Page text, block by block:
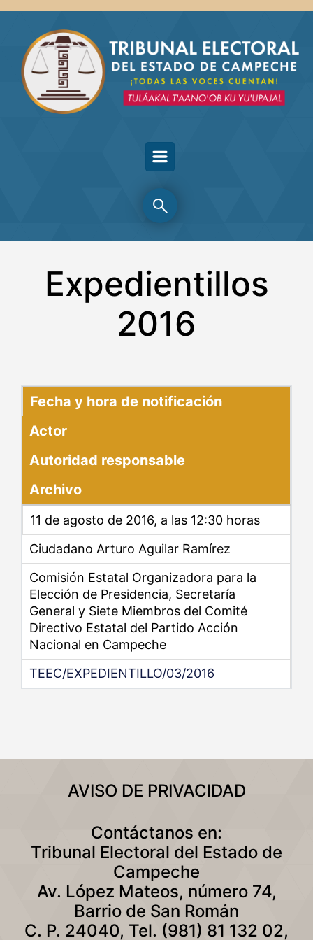
Skip to main content
Expedientillos
2016
Fecha y hora de notificación
Actor
Autoridad responsable
Archivo
11 de agosto de 2016, a las 12:30 horas
Ciudadano Arturo Aguilar Ramírez
Comisión Estatal Organizadora para la
Elección de Presidencia, Secretaría
General y Siete Miembros del Comité
Directivo Estatal del Partido Acción
Nacional en Campeche
TEEC/EXPEDIENTILLO/03/2016
AVISO DE PRIVACIDAD
Contáctanos en:
Tribunal Electoral del Estado de
Campeche
Av. López Mateos, número 74,
Barrio de San Román
C. P. 24040, Tel. (981) 81 132 02,